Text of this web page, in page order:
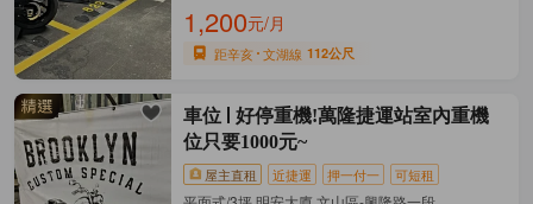
1,200元/月
距辛亥 文湖線 112公尺
車位
好停重機!萬隆捷運站室內重機
位只要1000元~
屋主直租 近捷運 押一付一 可短租